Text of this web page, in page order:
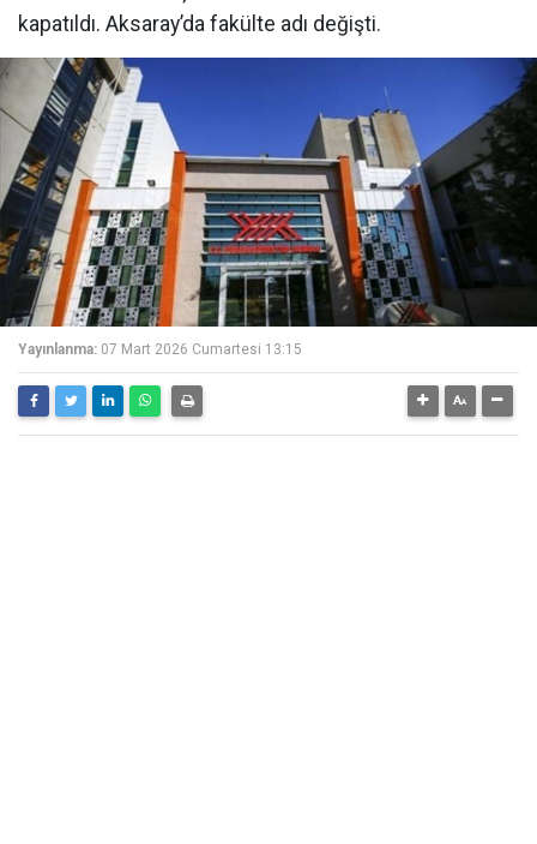
kapatıldı. Aksaray’da fakülte adı değişti.
Yayınlanma: 07 Mart 2026 Cumartesi 13:15